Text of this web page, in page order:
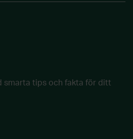
smarta tips och fakta för ditt